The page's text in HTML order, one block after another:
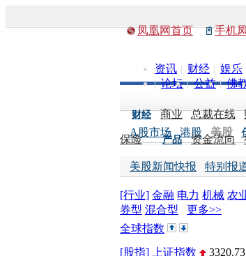
凤凰网首页 手机
资讯 财经 娱乐
论坛
公益 佛
财经 商业 总裁在线
保险 产品 资金流向
A股市场 港股 美股
美股新闻快报 特别报
[行业] 金融 电力 机械 农
券型 混合型
更多>>
全球指数
[股指]
上证指数